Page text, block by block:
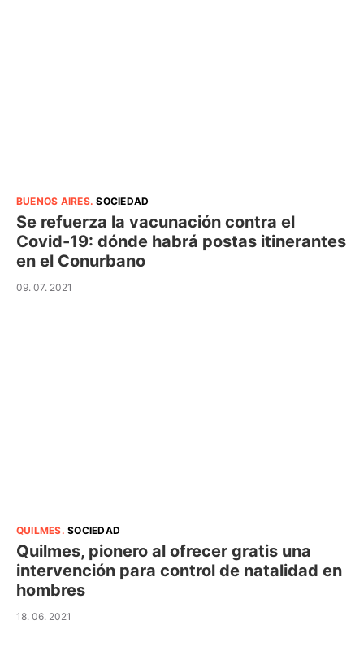
BUENOS AIRES.SOCIEDAD
Se refuerza la vacunación contra el
Covid-19: dónde habrá postas itinerantes
en el Conurbano
09. 07. 2021
QUILMES.SOCIEDAD
Quilmes, pionero al ofrecer gratis una
intervención para control de natalidad en
hombres
18. 06. 2021